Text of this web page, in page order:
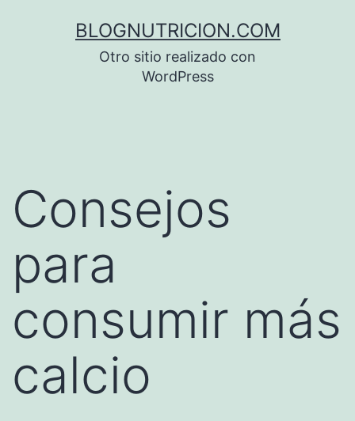
BLOGNUTRICION.COM
Otro sitio realizado con
WordPress
Consejos
para
consumir más
calcio